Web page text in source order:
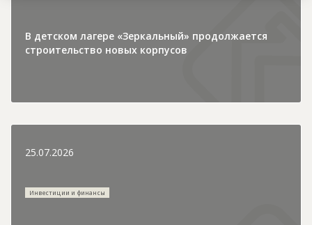
В детском лагере «Зеркальный» продолжается
строительство новых корпусов
25.07.2026
Инвестиции и финансы